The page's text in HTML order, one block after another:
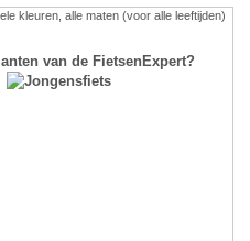
kleuren, alle maten (voor alle leeftijden)
van de FietsenExpert?